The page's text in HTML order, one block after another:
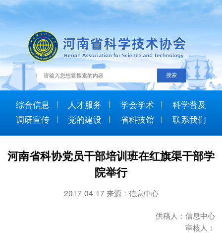
综合信息 人才服务 学会学术
科学普及
调研宣传
党的建设 省科技馆 联系我们
河南省科协党员干部培训班在红旗渠干部学
院举行
2017-04-17 来源：信息中心
供稿人：信息中心
审核人：